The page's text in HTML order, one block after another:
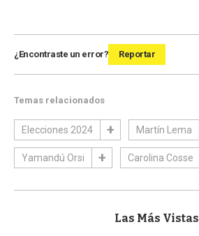
¿Encontraste un error? Reportar
Temas relacionados
Elecciones 2024 Martín Lema
Yamandú Orsi Carolina Cosse
Las Más Vistas